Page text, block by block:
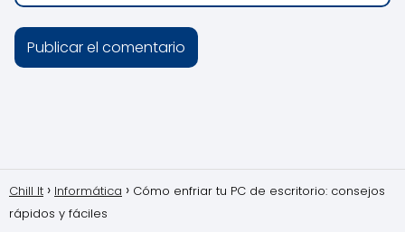
Chill It Informática
Cómo enfriar tu PC de escritorio: consejos
rápidos y fáciles